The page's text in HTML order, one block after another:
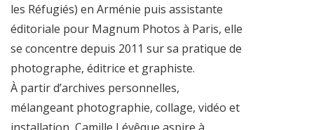
les Réfugiés) en Arménie puis assistante
éditoriale pour Magnum Photos à Paris, elle
se concentre depuis 2011 sur sa pratique de
photographe, éditrice et graphiste.
À partir d’archives personnelles,
mélangeant photographie, collage, vidéo et